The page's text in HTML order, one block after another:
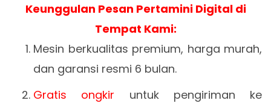
Keunggulan Pesan Pertamini Digital di
Tempat Kami:
Mesin berkualitas premium, harga murah,
dan garansi resmi 6 bulan.
Gratis ongkir untuk pengiriman ke